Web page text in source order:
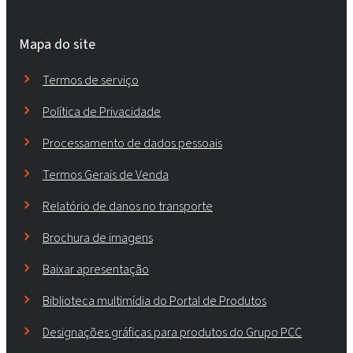
Mapa do site
Termos de serviço
Política de Privacidade
Processamento de dados pessoais
Termos Gerais de Venda
Relatório de danos no transporte
Brochura de imagens
Baixar apresentação
Biblioteca multimídia do Portal de Produtos
Designações gráficas para produtos do Grupo PCC